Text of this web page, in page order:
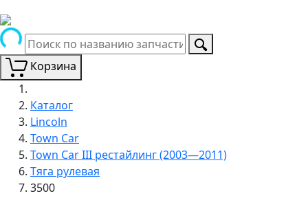
Корзина
Каталог
Lincoln
Town Car
Town Car III рестайлинг (2003—2011)
Тяга рулевая
3500